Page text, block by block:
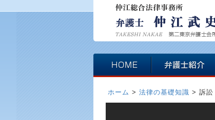
ホーム > 法律の基礎知識 > 訴訟